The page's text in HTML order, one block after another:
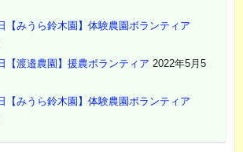
【みうら鈴木園】体験農園ボランティア
【渡邉農園】援農ボランティア 2022年5月5
【みうら鈴木園】体験農園ボランティア